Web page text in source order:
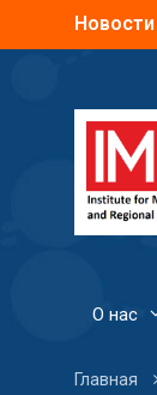
Новости
О нас
Главная